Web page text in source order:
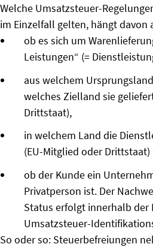
Welche Umsatzsteuer-
im Einzelfall gelten, hängt davon
ob es sich um
Leistungen“ (=
aus welchem
welches Zielland sie
Drittstaat),
in welchem Land die
(EU-Mitglied oder Drittstaat)
ob der Kunde ein
Privatperson ist. Der
Status erfolgt innerhalb der
Umsatzsteuer-
So oder so: Steuerbefreiungen